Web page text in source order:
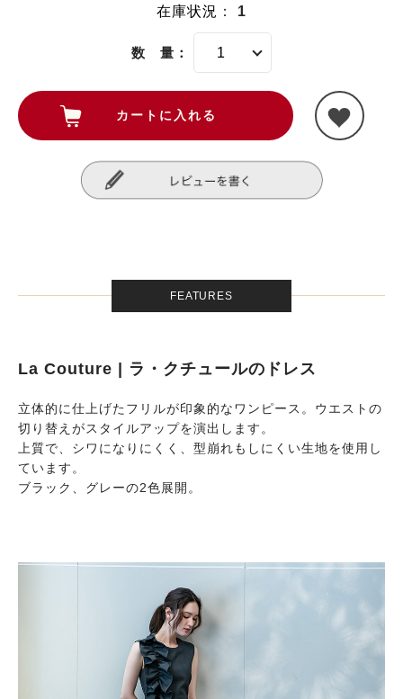
在庫状況 ： 1
数 量：
FEATURES
La Couture | ラ・クチュールのドレス
立体的に仕上げたフリルが印象的なワンピース。ウエストの
切り替えがスタイルアップを演出します。
上質で、シワになりにくく、型崩れもしにくい生地を使用し
ています。
ブラック、グレーの2色展開。